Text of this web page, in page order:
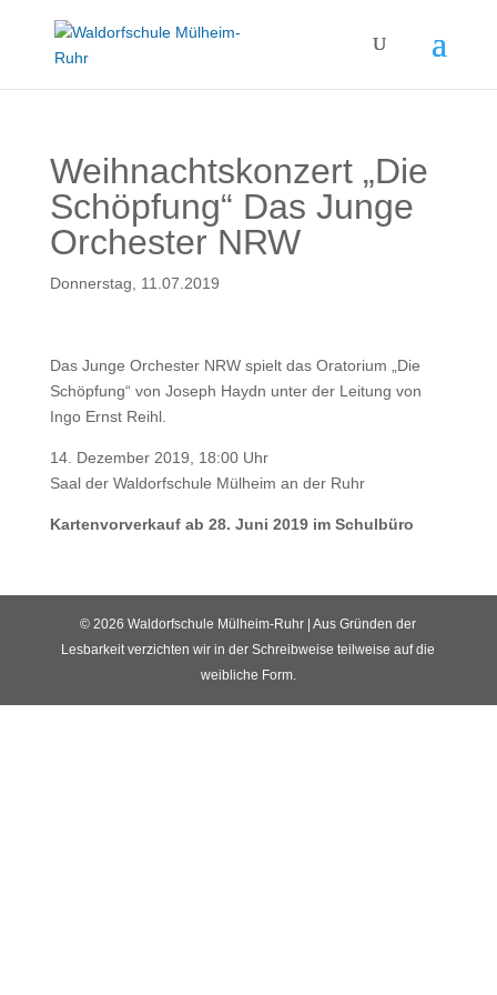
Weihnachtskonzert „Die
Schöpfung“ Das Junge
Orchester NRW
Donnerstag, 11.07.2019
Das Junge Orchester NRW spielt das Oratorium „Die
Schöpfung“ von Joseph Haydn unter der Leitung von
Ingo Ernst Reihl.
14. Dezember 2019, 18:00 Uhr
Saal der Waldorfschule Mülheim an der Ruhr
Kartenvorverkauf ab 28. Juni 2019 im Schulbüro
© 2026 Waldorfschule Mülheim-Ruhr | Aus Gründen der
Lesbarkeit verzichten wir in der Schreibweise teilweise auf die
weibliche Form.